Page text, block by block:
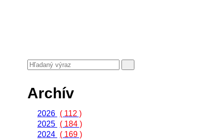
Archív
2026 ( 112 )
2025 ( 184 )
2024 ( 169 )